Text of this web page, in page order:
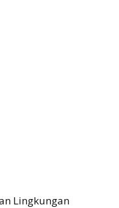
Lingkungan